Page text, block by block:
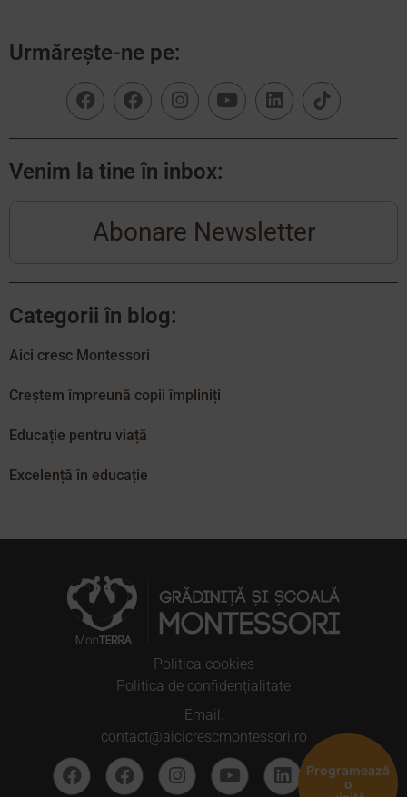
Urmărește-ne pe:
Venim la tine în inbox:
Abonare Newsletter
Categorii în blog:
Aici cresc Montessori
Creștem împreună copii împliniți
Educație pentru viață
Excelență în educație
Politica cookies
Politica de confidențialitate
Email:
contact@aicicrescmontessori.ro
Programează
o